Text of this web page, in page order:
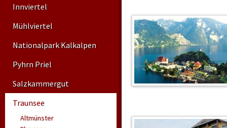
Innviertel
Mühlviertel
Nationalpark Kalkalpen
Pyhrn Priel
Salzkammergut
Traunsee
Altmünster